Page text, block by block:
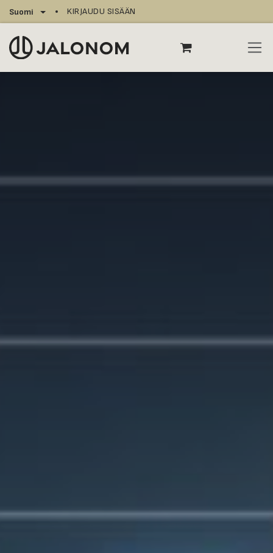
Siirry sisältöön
Suomi KIRJAUDU SISÄÄN